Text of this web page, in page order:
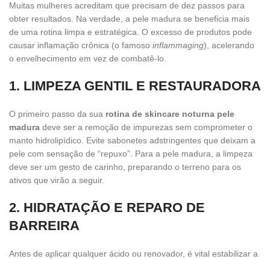
Muitas mulheres acreditam que precisam de dez passos para
obter resultados. Na verdade, a pele madura se beneficia mais
de uma rotina limpa e estratégica. O excesso de produtos pode
causar inflamação crônica (o famoso inflammaging), acelerando
o envelhecimento em vez de combatê-lo.
1. LIMPEZA GENTIL E RESTAURADORA
O primeiro passo da sua rotina de skincare noturna pele
madura deve ser a remoção de impurezas sem comprometer o
manto hidrolipídico. Evite sabonetes adstringentes que deixam a
pele com sensação de “repuxo”. Para a pele madura, a limpeza
deve ser um gesto de carinho, preparando o terreno para os
ativos que virão a seguir.
2. HIDRATAÇÃO E REPARO DE
BARREIRA
Antes de aplicar qualquer ácido ou renovador, é vital estabilizar a